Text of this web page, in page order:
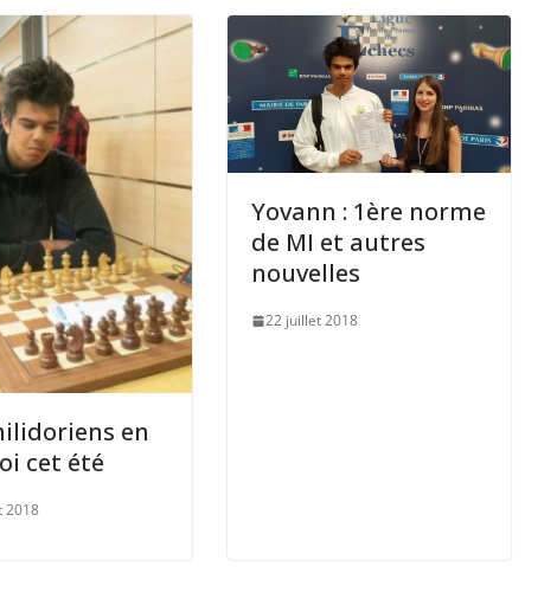
en
cet été
2018
Yovann : 1ère norme
de MI et autres
nouvelles
22 juillet 2018